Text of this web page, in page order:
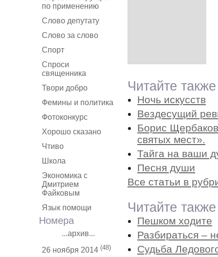
по применению
Слово депутату
Слово за слово
Спорт
Спроси
священника
Твори добро
Фемины и политика
Фотоконкурс
Хорошо сказано
Чтиво
Школа
Экономика с
Дмитрием
Файковым
Язык помощи
Номера
...архив...
26 ноября 2014 (48)
Читайте
Ночь искусств
Вездесущий
Борис
святых мест».
Тайга на ваши
Песня души
Все статьи в
Читайте
Пешком ходите
Разбираться –
Судьба